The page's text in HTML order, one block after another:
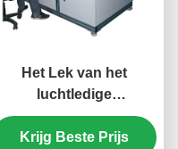
Het Lek van het
luchtledige
kamerhelium het Testen
Materiaal voor
Krijg Beste Prijs